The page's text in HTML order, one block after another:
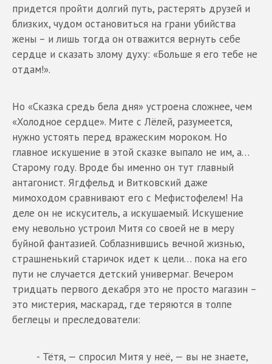
придется пройти долгий путь, растерять друзей и
близких, чудом остановиться на грани убийства
жены – и лишь тогда он отважится вернуть себе
сердце и сказать злому духу: «Больше я его тебе не
отдам!».
Но «Сказка средь бела дня» устроена сложнее, чем
«Холодное сердце». Мите с Лёлей, разумеется,
нужно устоять перед вражеским мороком. Но
главное искушение в этой сказке выпало не им, а…
Старому году. Вроде бы именно он тут главный
антагонист. Ягдфельд и Витковский даже
мимоходом сравнивают его с Мефистофелем! На
деле он не искуситель, а искушаемый. Искушение
ему невольно устроил Митя со своей не в меру
буйной фантазией. Соблазнившись вечной жизнью,
страшненький старичок идет к цели… пока на его
пути не случается детский универмаг. Вечером
тридцать первого декабря это не просто магазин –
это мистерия, маскарад, где теряются в толпе
беглецы и преследователи:
- Тётя, — спросил Митя у неё, — вы не знаете,